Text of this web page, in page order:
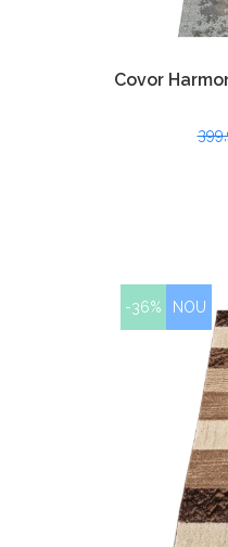
Covor
-36% NOU